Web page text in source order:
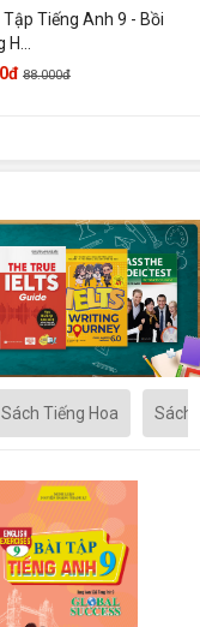
Tập Tiếng Anh 9 - Bồi
88.000đ
Sách Tiếng Hoa Sách